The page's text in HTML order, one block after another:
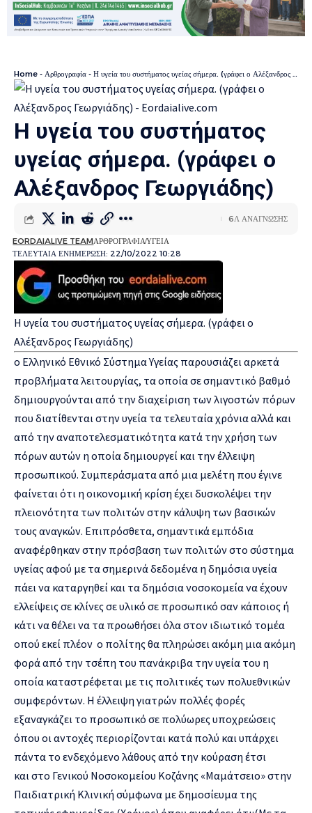
Home - Αρθρογραφία - Η υγεία του συστήματος υγείας σήμερα. (γράφει ο Αλέξανδρος Γεωργιάδης)
Η υγεία του συστήματος
υγείας σήμερα. (γράφει ο
Αλέξανδρος Γεωργιάδης)
ΤΕΛΕΥΤΑΊΑ ΕΝΗΜΈΡΩΣΗ: 22/10/2022 10:28
EORDAIALIVE TEAMΑΡΘΡΟΓΡΑΦΊΑΥΓΕΊΑ
6Λ ΑΝΆΓΝΩΣΗΣ
Η υγεία του συστήματος υγείας σήμερα. (γράφει ο
Αλέξανδρος Γεωργιάδης)
ο Ελληνικό Εθνικό Σύστημα Υγείας παρουσιάζει αρκετά
προβλήματα λειτουργίας, τα οποία σε σημαντικό βαθμό
δημιουργούνται από την διαχείριση των λιγοστών πόρων
που διατίθενται στην υγεία τα τελευταία χρόνια αλλά και
από την αναποτελεσματικότητα κατά την χρήση των
πόρων αυτών η οποία δημιουργεί και την έλλειψη
προσωπικού. Συμπεράσματα από μια μελέτη που έγινε
φαίνεται ότι η οικονομική κρίση έχει δυσκολέψει την
πλειονότητα των πολιτών στην κάλυψη των βασικών
τους αναγκών. Επιπρόσθετα, σημαντικά εμπόδια
αναφέρθηκαν στην πρόσβαση των πολιτών στο σύστημα
υγείας αφού με τα σημερινά δεδομένα η δημόσια υγεία
πάει να καταργηθεί και τα δημόσια νοσοκομεία να έχουν
ελλείψεις σε κλίνες σε υλικό σε προσωπικό σαν κάποιος ή
κάτι να θέλει να τα προωθήσει όλα στον ιδιωτικό τομέα
οπού εκεί πλέον ο πολίτης θα πληρώσει ακόμη μια ακόμη
φορά από την τσέπη του πανάκριβα την υγεία του η
οποία καταστρέφεται με τις πολιτικές των πολυεθνικών
συμφερόντων. Η έλλειψη γιατρών πολλές φορές
εξαναγκάζει το προσωπικό σε πολύωρες υποχρεώσεις
όπου οι αντοχές περιορίζονται κατά πολύ και υπάρχει
πάντα το ενδεχόμενο λάθους από την κούραση έτσι
και στο Γενικού Νοσοκομείου Κοζάνης «Μαμάτσειο» στην
Παιδιατρική Κλινική σύμφωνα με δημοσίευμα της